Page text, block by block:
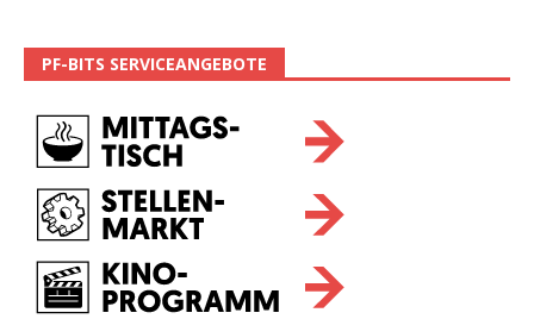
PF-BITS SERVICEANGEBOTE